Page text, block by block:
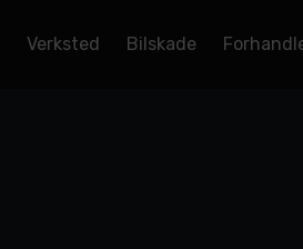
Verksted Bilskade